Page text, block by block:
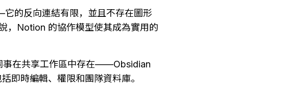
的反向連結有限，並且不存在圖形
，Notion 的協作模型使其成為實用的
事在共享工作區中存在——Obsidian
即時編輯、權限和團隊資料庫。